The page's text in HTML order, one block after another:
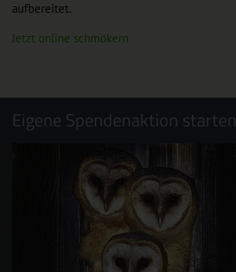
aufbereitet.
Jetzt online schmökern
Eigene Spendenaktion starten